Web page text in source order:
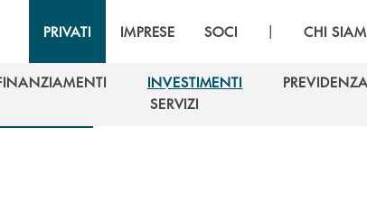
PRIVATI IMPRESE SOCI | CHI
INVESTIMENTI
INVESTIMENTI
PREVIDENZA
SERVIZI